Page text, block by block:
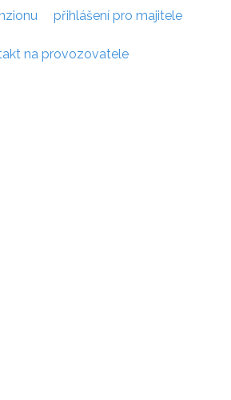
přihlášení pro majitele
na provozovatele